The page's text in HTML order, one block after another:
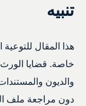
تنبيه
هذا المقال للتوعية
خاصة. قضايا
والديون
دون مراجعة ملف